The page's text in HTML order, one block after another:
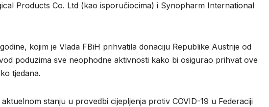
Products Co. Ltd (kao isporučiocima) i Synopharm International
kojim je Vlada FBiH prihvatila donaciju Republike Austrije od
poduzima sve neophodne aktivnosti kako bi osigurao prihvat ove
tjedana.
stanju u provedbi cijepljenja protiv COVID-19 u Federaciji